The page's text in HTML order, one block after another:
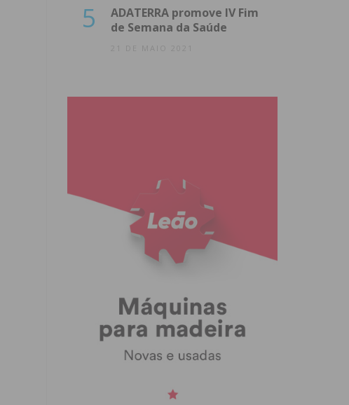
5
ADATERRA promove IV Fim
de Semana da Saúde
21 DE MAIO 2021